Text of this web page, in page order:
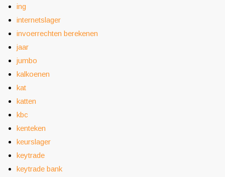
ing
internetslager
invoerrechten berekenen
jaar
jumbo
kalkoenen
kat
katten
kbc
kenteken
keurslager
keytrade
keytrade bank